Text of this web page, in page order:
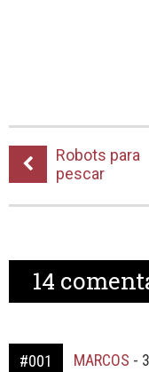
Robots para
pescar
14
#001 MARCOS -